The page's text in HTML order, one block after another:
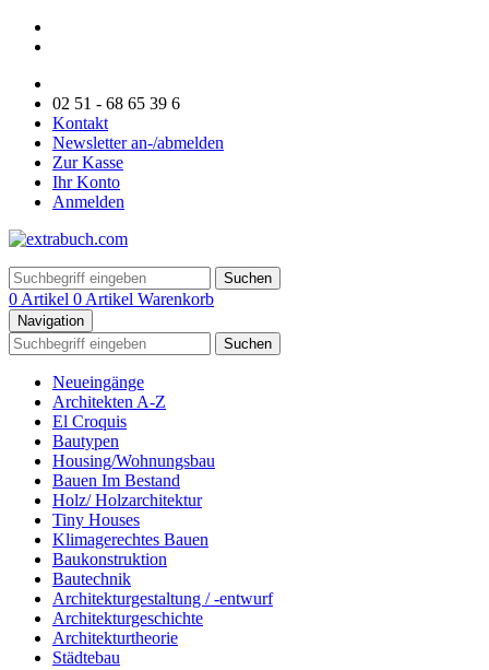
02 51 - 68 65 39 6
Kontakt
Newsletter an-/abmelden
Zur Kasse
Ihr Konto
Anmelden
Suchen
0 Artikel 0 Artikel Warenkorb
Navigation
Suchen
Neueingänge
Architekten A-Z
El Croquis
Bautypen
Housing/Wohnungsbau
Bauen Im Bestand
Holz/ Holzarchitektur
Tiny Houses
Klimagerechtes Bauen
Baukonstruktion
Bautechnik
Architekturgestaltung / -entwurf
Architekturgeschichte
Architekturtheorie
Städtebau